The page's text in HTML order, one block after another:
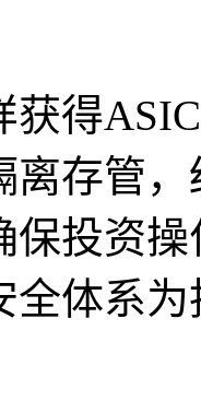
获得
离存管
保投资
全体系